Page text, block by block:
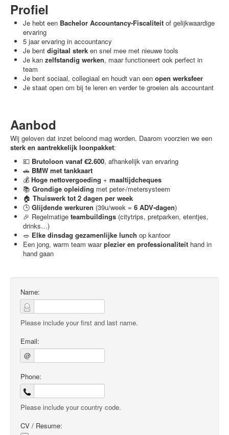
Profiel
Je hebt een Bachelor Accountancy-Fiscaliteit of gelijkwaardige
ervaring
5 jaar ervaring in accountancy
Je bent digitaal sterk en snel mee met nieuwe tools
Je kan zelfstandig werken, maar functioneert ook perfect in
team
Je bent sociaal, collegiaal en houdt van een open werksfeer
Je staat open om bij te leren en verder te groeien als accountant
Aanbod
Wij geloven dat inzet beloond mag worden. Daarom voorzien we een
sterk en aantrekkelijk loonpakket:
💶 Brutoloon vanaf €2.600, afhankelijk van ervaring
🚗 BMW met tankkaart
💰 Hoge nettovergoeding + maaltijdcheques
📚 Grondige opleiding met peter-/metersysteem
🏠 Thuiswerk tot 2 dagen per week
🕒 Glijdende werkuren (39u/week = 6 ADV-dagen)
🎉 Regelmatige teambuildings (citytrips, pretparken, etentjes,
drinks…)
🥗 Elke dinsdag gezamenlijke lunch op kantoor
Een jong, warm team waarplezier en professionaliteit hand in
hand gaan
Name:
Please include your first and last name.
Email:
@
Phone:
Please include your country code.
CV / Resume: